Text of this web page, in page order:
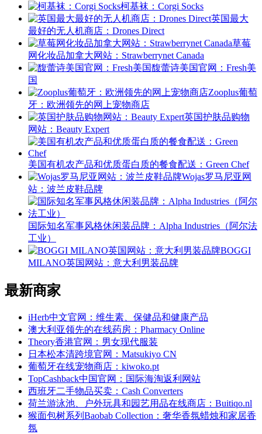
柯基袜：Corgi Socks
英国最大
最好的无人机商店：Drones Direct
草莓
网化妆品加拿大网站：Strawberrynet Canada
馥蕾诗美国官网：Fresh美
国
Zooplus葡萄
牙：欧洲领先的网上宠物商店
英国护肤品购物
网站：Beauty Expert
美国有机农产品和优质蛋白质的餐食配送：Green Chef
Wojas罗马尼亚网
站：波兰皮鞋品牌
国际知名军事风格休闲装品牌：Alpha Industries（阿尔法
工业）
BOGGI
MILANO英国网站：意大利男装品牌
最新商家
iHerb中文官网：维生素、保健品和健康产品
澳大利亚领先的在线药房：Pharmacy Online
Theory香港官网：男女现代服装
日本松本清跨境官网：Matsukiyo CN
葡萄牙在线宠物商店：kiwoko.pt
TopCashback中国官网：国际海淘返利网站
西班牙二手物品买卖：Cash Converters
荷兰游泳池、户外玩具和园艺用品在线商店：Buitiqo.nl
猴面包树系列Baobab Collection：奢华香氛蜡烛和家居香
氛